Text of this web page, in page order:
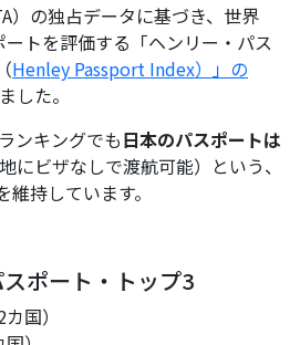
）の独占データに基づき、世界
トを評価する「ヘンリー・パス
Henley Passport Index）」の
した。
ンキングでも日本のパスポートは
にビザなしで渡航可能）という、
持しています。
ポート・トップ3
カ国）